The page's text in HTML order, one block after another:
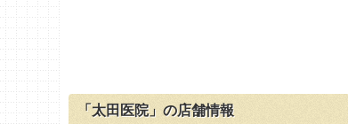
「太田医院」の店舗情報